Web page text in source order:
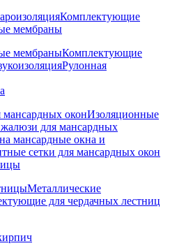
Комплектующие
мембраны
мембраныКомплектующие
Рулонная
оконИзоляционные
для мансардных
мансардные окна и
сетки для мансардных окон
Металлические
для чердачных лестниц